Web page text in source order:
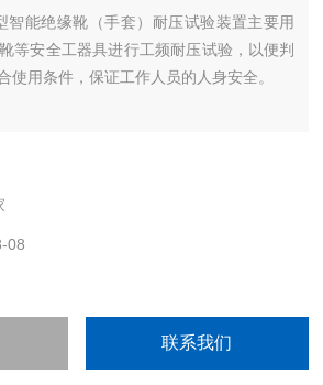
智能绝缘靴（手套）耐压试验装置主要用
等安全工器具进行工频耐压试验，以便判
使用条件，保证工作人员的人身安全。
08
联系我们